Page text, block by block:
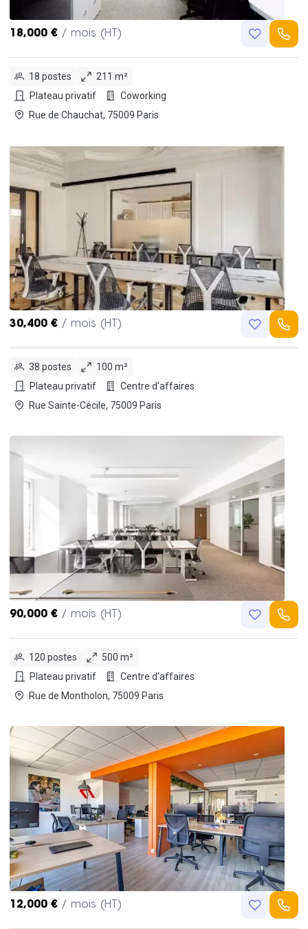
18,000 € / mois (HT)
18 postes
211 m²
Plateau privatif
Coworking
Rue de Chauchat, 75009 Paris
30,400 € / mois (HT)
38 postes
100 m²
Plateau privatif
Centre d'affaires
Rue Sainte-Cécile, 75009 Paris
90,000 € / mois (HT)
120 postes
500 m²
Plateau privatif
Centre d'affaires
Rue de Montholon, 75009 Paris
12,000 € / mois (HT)